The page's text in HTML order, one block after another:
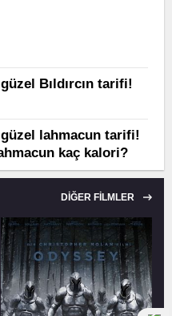
Bıldırcın tarifi!
lahmacun tarifi!
kaç kalori?
DİĞER FİLMLER